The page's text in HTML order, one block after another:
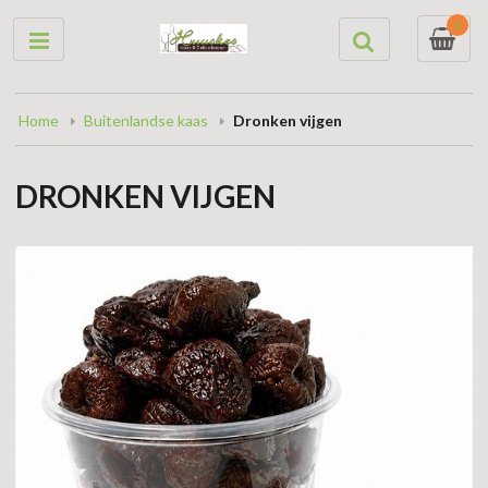
0
Home Buitenlandse kaas Dronken vijgen
DRONKEN VIJGEN